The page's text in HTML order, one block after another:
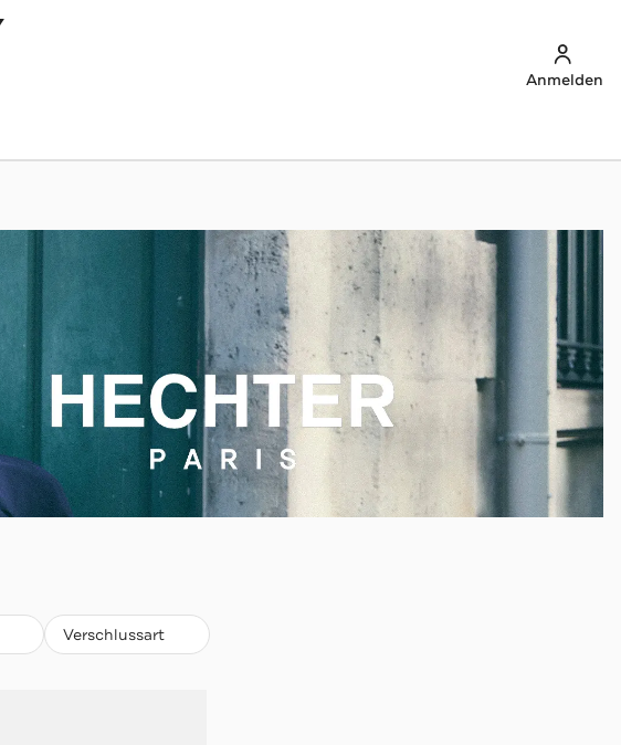
Anmelden
Verschlussart